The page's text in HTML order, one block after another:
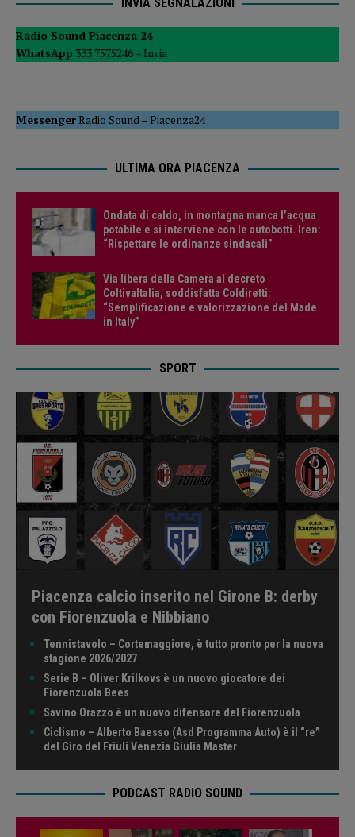
INVIA SEGNALAZIONI
Radio Sound Piacenza 24
WhatsApp 333 7575246 – Invia
MessengerRadio Sound–Piacenza24
ULTIMA ORA PIACENZA
Ondata di caldo, in montagna manca l’acqua
potabile e si interviene con le autobotti. Iren:
“Rispettare le ordinanze sindacali”
Via libera della Camera al decreto
ColtivaItalia, soddisfatta Coldiretti:
“Semplificazione e valorizzazione del Made
in Italy”
SPORT
Piacenza calcio inserito nel Girone B: derby
con Fiorenzuola e Nibbiano
Tennistavolo – Cortemaggiore, è tutto pronto per la nuova
stagione 2026/2027
Serie B – Oliver Krilkovs è un nuovo giocatore dei
Fiorenzuola Bees
Savino Orazzo è un nuovo difensore del Fiorenzuola
Ciclismo – Alberto Baesso (Asd Programma Auto) è il “re”
del Giro del Friuli Venezia Giulia Master
PODCAST RADIO SOUND